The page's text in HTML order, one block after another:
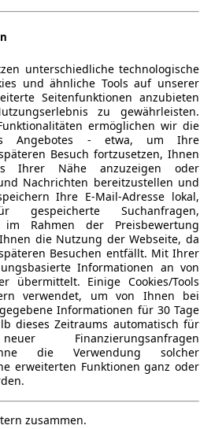
unterschiedliche technologische
und ähnliche Tools auf unserer
Seitenfunktionen anzubieten
zu gewährleisten.
ermöglichen wir die
Angebotes - etwa, um Ihre
Besuch fortzusetzen, Ihnen
Ihrer Nähe anzuzeigen oder
Nachrichten bereitzustellen und
Ihre E-Mail-Adresse lokal,
Suchanfragen,
im Rahmen der Preisbewertung
die Nutzung der Webseite, da
Besuchen entfällt. Mit Ihrer
Informationen an von
übermittelt. Einige Cookies/Tools
verwendet, um von Ihnen bei
Informationen für 30 Tage
dieses Zeitraums automatisch für
Finanzierungsanfragen
die Verwendung solcher
erweiterten Funktionen ganz oder
zusammen.